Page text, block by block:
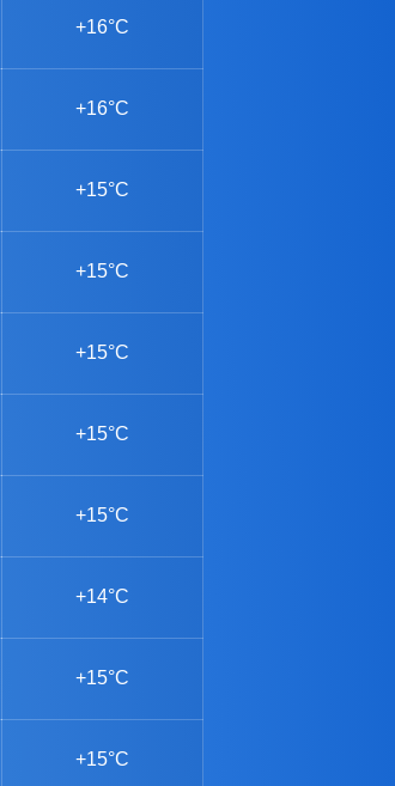
+16°C
+16°C
+15°C
+15°C
+15°C
+15°C
+15°C
+14°C
+15°C
+15°C